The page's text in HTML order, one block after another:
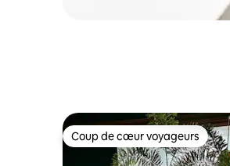
Coup de cœur voyageurs
Coup de cœur voyageurs